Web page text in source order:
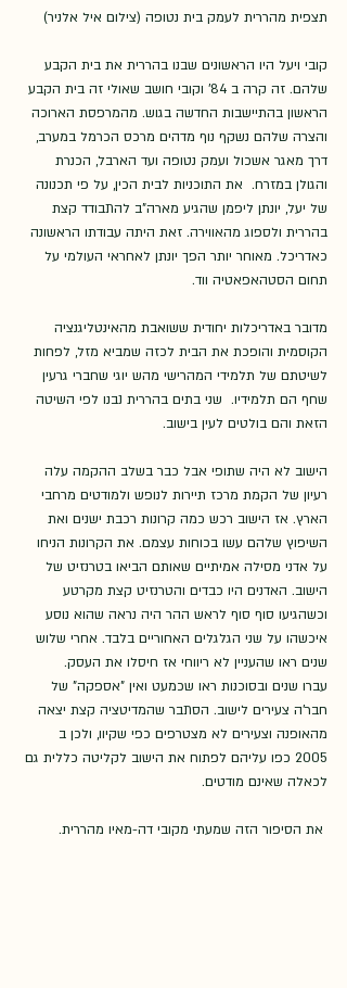
תצפית מהררית לעמק בית נטופה (צילום איל אלניר)
קובי ויעל היו הראשונים שבנו בהררית את בית הקבע
שלהם. זה קרה ב 84' וקובי חושב שאולי זה בית הקבע
הראשון בהתיישבות החדשה בגוש. מהמרפסת הארוכה
והצרה שלהם נשקף נוף מדהים מרכס הכרמל במערב,
דרך מאגר אשכול ועמק נטופה ועד הארבל, הכנרת
והגולן במזרח.  את התוכניות לבית הכין, על פי תכנונה
של יעל, יונתן ליפמן שהגיע מארה"ב להתבודד קצת
בהררית ולספוג מהאווירה. זאת היתה עבודתו הראשונה
כאדריכל. מאוחר יותר הפך יונתן לאחראי העולמי על
תחום הסטהאפאטיה ווד.
מדובר באדריכלות יחודית ששואבת מהאינטליגנציה
הקוסמית והופכת את הבית לכזה שמביא מזל, לפחות
לשיטתם של תלמידי המהרישי מהש יוגי שחברי גרעין
שחף הם תלמידיו.  שני בתים בהררית נבנו לפי השיטה
הזאת והם בולטים לעין בישוב.
הישוב לא היה שתופי אבל כבר בשלב ההקמה עלה
רעיון של הקמת מרכז תיירות לנופש ולמודטים מרחבי
הארץ. אז הישוב רכש כמה קרונות רכבת ישנים ואת
השיפוץ שלהם עשו בכוחות עצמם. את הקרונות הניחו
על אדני מסילה אמיתיים שאותם הביאו בטרנזיט של
הישוב. האדנים היו כבדים והטרנזיט קצת מקרטע
וכשהגיעו סוף סוף לראש ההר היה נראה שהוא נוסע
איכשהו על שני הגלגלים האחוריים בלבד. אחרי שלוש
שנים ראו שהעניין לא ריווחי אז חיסלו את העסק.
עברו שנים ובסוכנות ראו שכמעט ואין "אספקה" של
חבר'ה צעירים לישוב. הסתבר שהמדיטציה קצת יצאה
מהאופנה וצעירים לא מצטרפים כפי שקיוו, ולכן ב
2005 כפו עליהם לפתוח את הישוב לקליטה כללית גם
לכאלה שאינם מודטים.